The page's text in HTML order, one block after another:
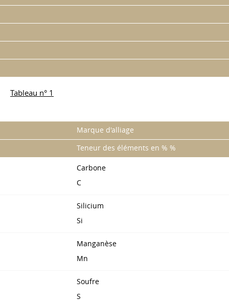
Tableau n° 1
Marque d'alliage
Teneur des éléments en % %
Carbone
C
Silicium
Si
Manganèse
Mn
Soufre
S